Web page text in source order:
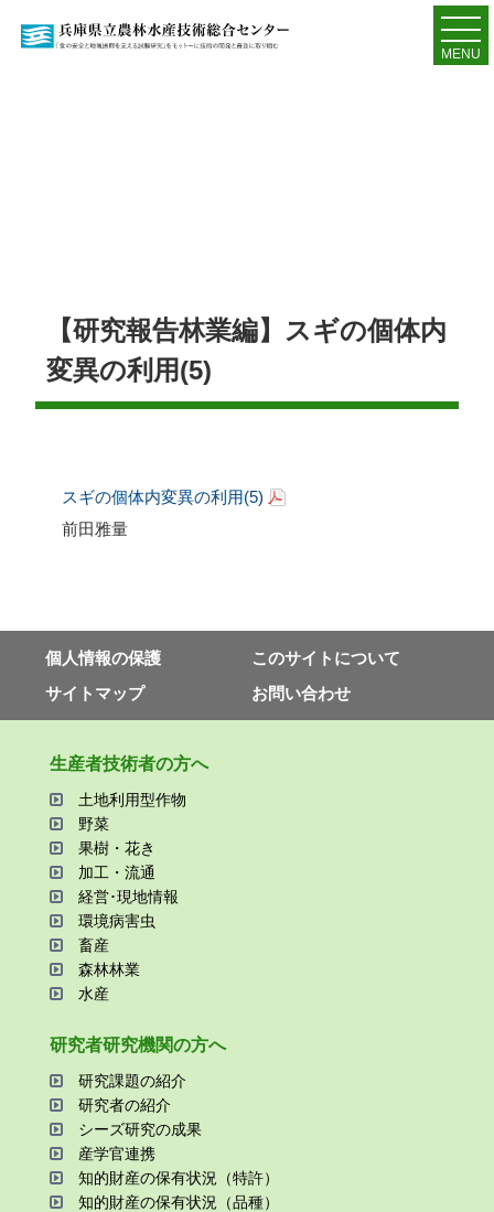
MENU
【研究報告林業編】スギの個体内
変異の利用(5)
スギの個体内変異の利用(5)
前田雅量
個⼈情報の保護
このサイトについて
サイトマップ
お問い合わせ
⽣産者技術者の⽅へ
⼟地利⽤型作物
野菜
果樹・花き
加⼯・流通
経営･現地情報
環境病害⾍
畜産
森林林業
⽔産
研究者研究機関の⽅へ
研究課題の紹介
研究者の紹介
シーズ研究の成果
産学官連携
知的財産の保有状況（特許）
知的財産の保有状況（品種）